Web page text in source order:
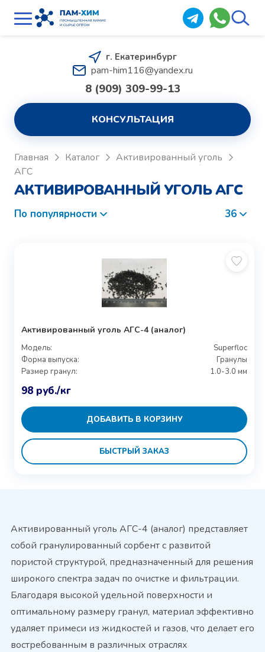
г. Екатеринбург
pam-him116@yandex.ru
8 (909) 309-99-13
КОНСУЛЬТАЦИЯ
Главная Каталог
Активированный уголь
АГС
АКТИВИРОВАННЫЙ УГОЛЬ АГС
По популярности 36
Активированный уголь АГС-4 (аналог)
Модель:
Superfloc
Форма выпуска:
Гранулы
Размер гранул:
1.0-3.0 мм
98 руб./кг
ДОБАВИТЬ В КОРЗИНУ
БЫСТРЫЙ ЗАКАЗ
Активированный уголь АГС-4 (аналог) представляет
собой гранулированный сорбент с развитой
пористой структурой, предназначенный для решения
широкого спектра задач по очистке и фильтрации.
Благодаря высокой удельной поверхности и
оптимальному размеру гранул, материал эффективно
удаляет примеси из жидкостей и газов, что делает его
востребованным в различных отраслях